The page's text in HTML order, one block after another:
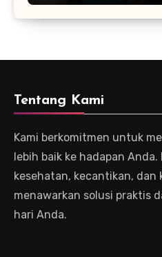
Tentang Kami
Kami berkomitmen untuk
lebih baik ke hadapan
kesehatan, kecantikan, dan
menawarkan solusi praktis
hari Anda.